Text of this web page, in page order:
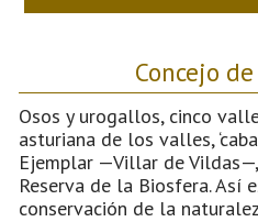
Concejo
Osos y urogallos, cinco
asturiana de los valles,
Ejemplar —Villar de
Reserva de la Biosfera. Así
conservación de la